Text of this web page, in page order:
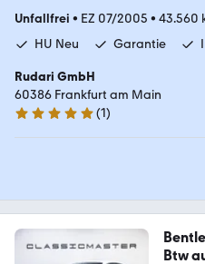
Unfallfrei • EZ 07/2005 • 43.560
HU Neu
Garantie
Rudari GmbH
60386 Frankfurt am Main
5 Sterne
(1)
Btw